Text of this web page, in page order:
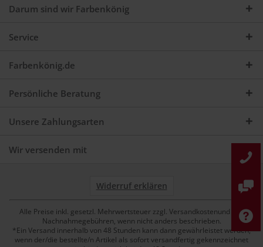
Darum sind wir Farbenkönig
Service
Farbenkönig.de
Persönliche Beratung
Unsere Zahlungsarten
Wir versenden mit
Widerruf erklären
Alle Preise inkl. gesetzl. Mehrwertsteuer zzgl. Versandkostenund ggf.
Nachnahmegebühren, wenn nicht anders beschrieben.
*Ein Versand innerhalb von 48 Stunden kann dann gewährleistet werden,
wenn der/die bestellte/n Artikel als sofort versandfertig gekennzeichnet